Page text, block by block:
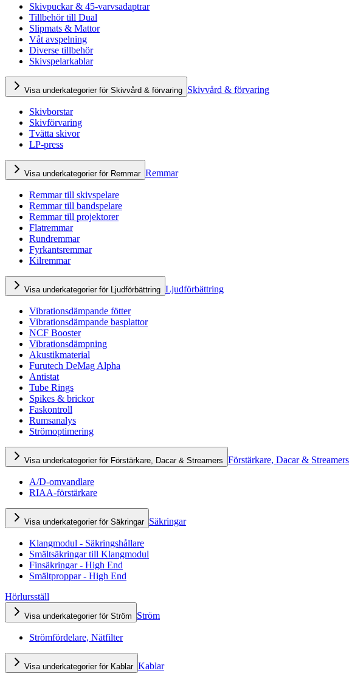
Skivpuckar & 45-varvsadaptrar
Tillbehör till Dual
Slipmats & Mattor
Våt avspelning
Diverse tillbehör
Skivspelarkablar
Visa underkategorier för Skivvård & förvaring Skivvård & förvaring
Skivborstar
Skivförvaring
Tvätta skivor
LP-press
Visa underkategorier för Remmar Remmar
Remmar till skivspelare
Remmar till bandspelare
Remmar till projektorer
Flatremmar
Rundremmar
Fyrkantsremmar
Kilremmar
Visa underkategorier för Ljudförbättring Ljudförbättring
Vibrationsdämpande fötter
Vibrationsdämpande basplattor
NCF Booster
Vibrationsdämpning
Akustikmaterial
Furutech DeMag Alpha
Antistat
Tube Rings
Spikes & brickor
Faskontroll
Rumsanalys
Strömoptimering
Visa underkategorier för Förstärkare, Dacar & Streamers Förstärkare, Dacar & Streamers
A/D-omvandlare
RIAA-förstärkare
Visa underkategorier för Säkringar Säkringar
Klangmodul - Säkringshållare
Smältsäkringar till Klangmodul
Finsäkringar - High End
Smältproppar - High End
Hörlursställ
Visa underkategorier för Ström Ström
Strömfördelare, Nätfilter
Visa underkategorier för Kablar Kablar